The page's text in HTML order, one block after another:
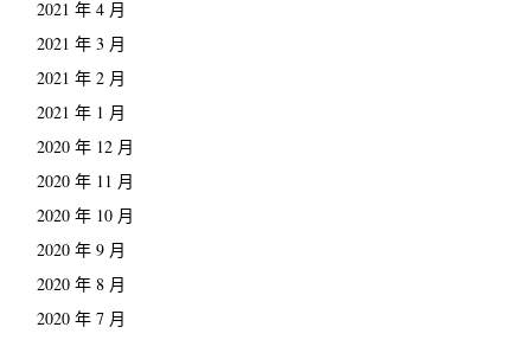
2021 年 4 月
2021 年 3 月
2021 年 2 月
2021 年 1 月
2020 年 12 月
2020 年 11 月
2020 年 10 月
2020 年 9 月
2020 年 8 月
2020 年 7 月